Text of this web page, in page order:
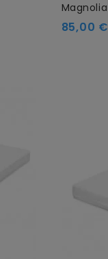
Magnolia
85,00 €